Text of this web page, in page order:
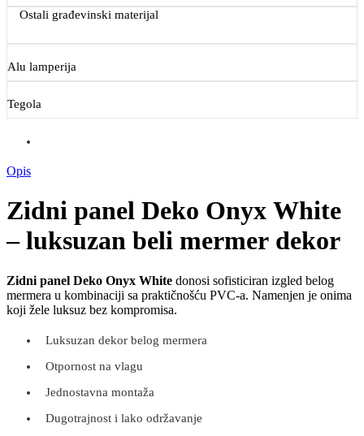
Ostali građevinski materijal
Alu lamperija
Tegola
Opis
Zidni panel Deko Onyx White
– luksuzan beli mermer dekor
Zidni panel Deko Onyx White donosi sofisticiran izgled belog
mermera u kombinaciji sa praktičnošću PVC-a. Namenjen je onima
koji žele luksuz bez kompromisa.
Luksuzan dekor belog mermera
Otpornost na vlagu
Jednostavna montaža
Dugotrajnost i lako održavanje